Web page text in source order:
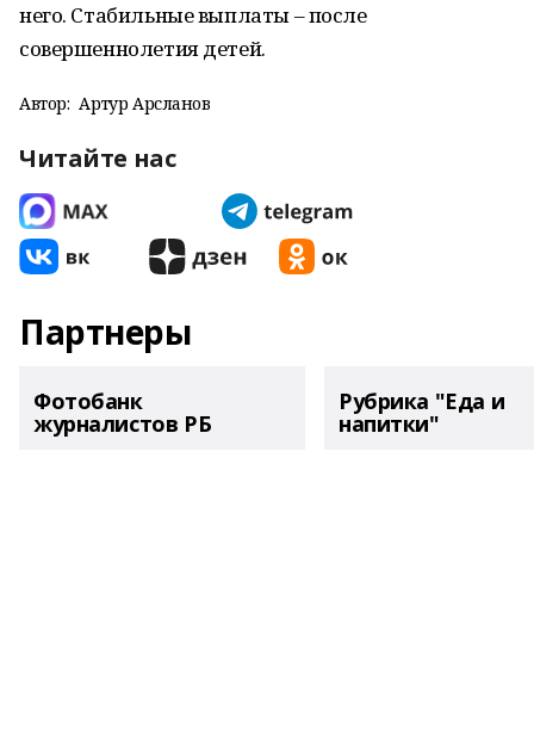
него. Стабильные выплаты – после
совершеннолетия детей.
Автор: Артур Арсланов
Читайте нас
Партнеры
Фотобанк
журналистов РБ
Рубрика "Еда и
напитки"